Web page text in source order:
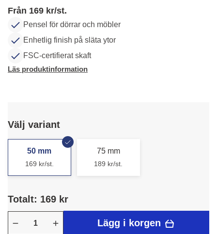
Från 169 kr/st.
Pensel för dörrar och möbler
Enhetlig finish på släta ytor
FSC-certifierat skaft
Läs produktinformation
Välj variant
50 mm
169 kr/st.
75 mm
189 kr/st.
Totalt: 169 kr
Lägg i korgen